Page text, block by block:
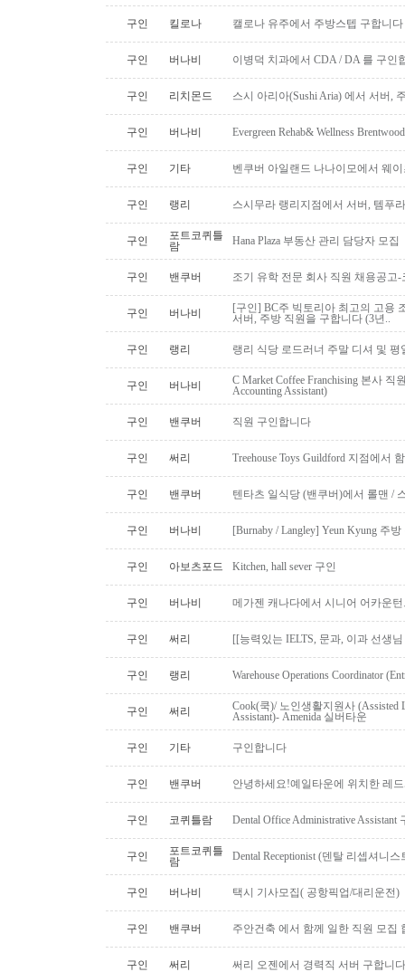
구인 킬로나 캘로나 유주에서 주방스텝 구합니다
구인 버나비 이병덕 치과에서 CDA / DA 를 구인
구인 리치몬드 스시 아리아(Sushi Aria) 에서 서버,
구인 버나비 Evergreen Rehab& Wellness
구인 기타 벤쿠버 아일랜드 나나이모에서 웨
구인 랭리 스시무라 랭리지점에서 서버, 템푸
구인
포트코퀴틀
람
Hana Plaza 부동산 관리 담당자 모집
구인 밴쿠버 조기 유학 전문 회사 직원 채용공고
구인 버나비
[구인] BC주 빅토리아 최고의 고용
서버, 주방 직원을 구합니다 (3년..
구인 랭리 랭리 식당 로드러너 주말 디셔 및
구인 버나비
C Market Coffee Franchising 본사 직
Accounting Assistant)
구인 밴쿠버 직원 구인합니다
구인 써리 Treehouse Toys Guildford 지점에서
구인 밴쿠버 텐타츠 일식당 (밴쿠버)에서 롤맨 /
구인 버나비 [Burnaby / Langley] Yeun Kyung 주
구인 아보츠포드 Kitchen, hall sever 구인
구인 버나비 메가젠 캐나다에서 시니어 어카운
구인 써리 [[능력있는 IELTS, 문과, 이과 선생
구인 랭리 Warehouse Operations Coordinator
구인 써리
Cook(쿡)/ 노인생활지원사 (Assisted
Assistant)- Amenida 실버타운
구인 기타 구인합니다
구인 밴쿠버 안녕하세요!예일타운에 위치한 레
구인 코퀴틀람 Dental Office Administrative Assistant
구인
포트코퀴틀
람
Dental Receptionist (덴탈 리셉셔니
구인 버나비 택시 기사모집( 공항픽업/대리운전)
구인 밴쿠버 주안건축 에서 함께 일한 직원 모집
구인 써리 써리 오젠에서 경력직 서버 구합니다